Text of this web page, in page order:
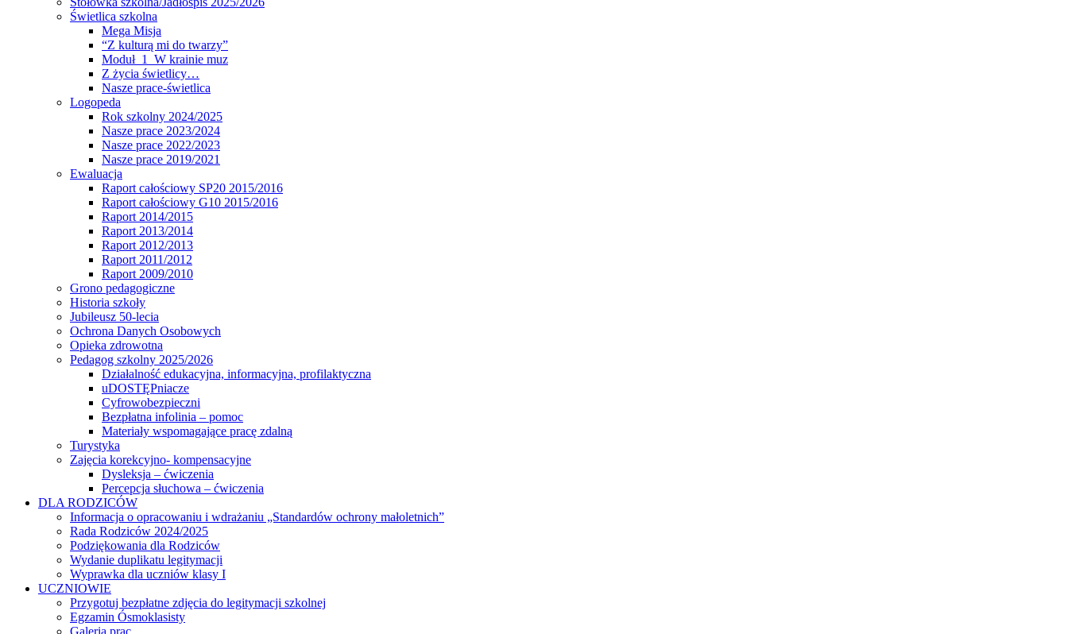
Świetlica szkolna
Mega Misja
“Z kulturą mi do twarzy”
Moduł 1 W krainie muz
Z życia świetlicy…
Nasze prace-świetlica
Logopeda
Rok szkolny 2024/2025
Nasze prace 2023/2024
Nasze prace 2022/2023
Nasze prace 2019/2021
Ewaluacja
Raport całościowy SP20 2015/2016
Raport całościowy G10 2015/2016
Raport 2014/2015
Raport 2013/2014
Raport 2012/2013
Raport 2011/2012
Raport 2009/2010
Grono pedagogiczne
Historia szkoły
Jubileusz 50-lecia
Ochrona Danych Osobowych
Opieka zdrowotna
Pedagog szkolny 2025/2026
Działalność edukacyjna, informacyjna, profilaktyczna
uDOSTĘPniacze
Cyfrowobezpieczni
Bezpłatna infolinia – pomoc
Materiały wspomagające pracę zdalną
Turystyka
Zajęcia korekcyjno- kompensacyjne
Dysleksja – ćwiczenia
Percepcja słuchowa – ćwiczenia
DLA RODZICÓW
Informacja o opracowaniu i wdrażaniu „Standardów ochrony małoletnich”
Rada Rodziców 2024/2025
Podziękowania dla Rodziców
Wydanie duplikatu legitymacji
Wyprawka dla uczniów klasy I
UCZNIOWIE
Przygotuj bezpłatne zdjęcia do legitymacji szkolnej
Egzamin Ósmoklasisty
Galeria prac